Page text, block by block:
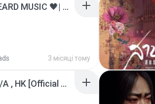
ไม่มีใครรู้ตัวเรา– UNHEARD MUSIC 🖤| Official Lyric Video | เพลงสู้ชีวิต
3 місяці тому
KRK - เธอทิ้งฉันไว้ Ft.N/A , HK [Official MV]